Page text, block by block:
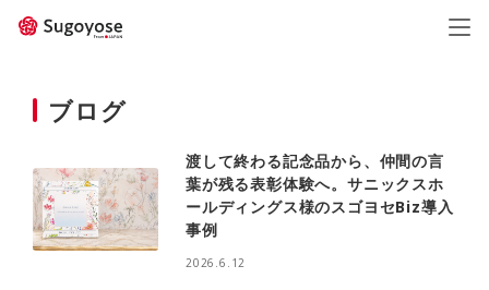
ブログ
渡して終わる記念品から、仲間の言
葉が残る表彰体験へ。サニックスホ
ールディングス様のスゴヨセBiz導入
事例
2026.6.12